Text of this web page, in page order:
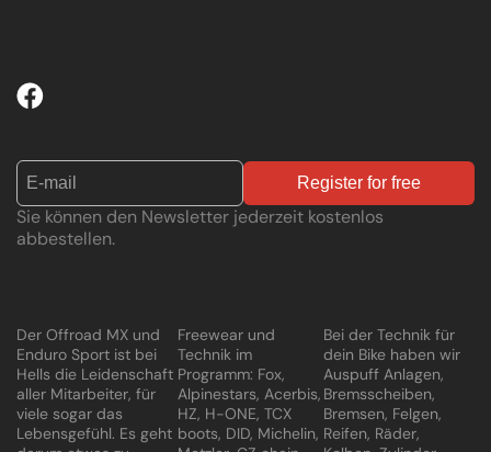
Register for free
Sie können den Newsletter jederzeit kostenlos
abbestellen.
Der Offroad MX und
Enduro Sport ist bei
Hells die Leidenschaft
aller Mitarbeiter, für
viele sogar das
Lebensgefühl. Es geht
Freewear und
Technik im
Programm: Fox,
Alpinestars, Acerbis,
HZ, H-ONE, TCX
boots, DID, Michelin,
Bei der Technik für
dein Bike haben wir
Auspuff Anlagen,
Bremsscheiben,
Bremsen, Felgen,
Reifen, Räder,